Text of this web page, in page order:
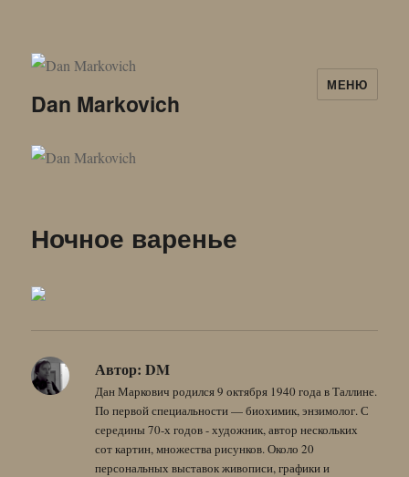
Dan Markovich
МЕНЮ
Ночное варенье
Автор: DM
Дан Маркович родился 9 октября 1940 года в Таллине.
По первой специальности — биохимик, энзимолог. С
середины 70-х годов - художник, автор нескольких
сот картин, множества рисунков. Около 20
персональных выставок живописи, графики и